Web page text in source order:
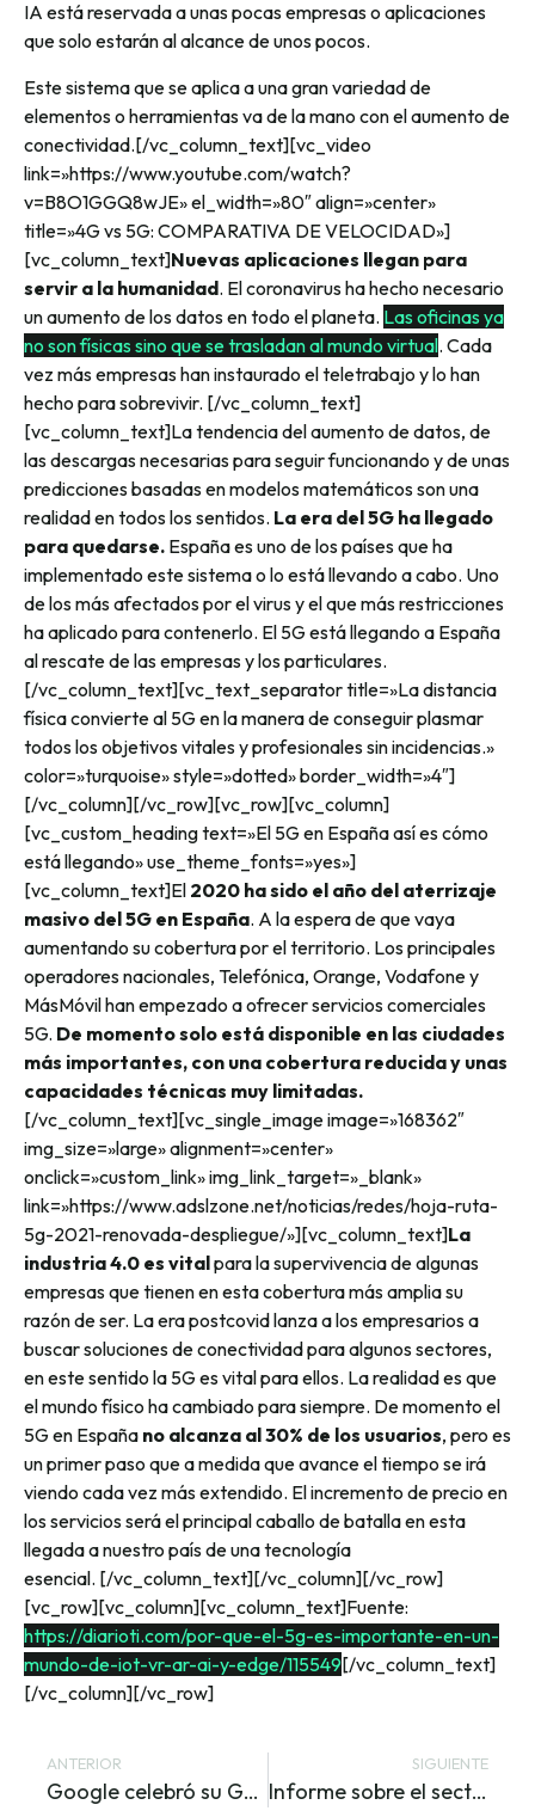
IA está reservada a unas pocas empresas o aplicaciones
que solo estarán al alcance de unos pocos.
Este sistema que se aplica a una gran variedad de
elementos o herramientas va de la mano con el aumento de
conectividad.[/vc_column_text][vc_video
link=»https://www.youtube.com/watch?
v=B8O1GGQ8wJE» el_width=»80″ align=»center»
title=»4G vs 5G: COMPARATIVA DE VELOCIDAD»]
[vc_column_text]Nuevas aplicaciones llegan para
servir a la humanidad. El coronavirus ha hecho necesario
un aumento de los datos en todo el planeta. Las oficinas ya
no son físicas sino que se trasladan al mundo virtual. Cada
vez más empresas han instaurado el teletrabajo y lo han
hecho para sobrevivir. [/vc_column_text]
[vc_column_text]La tendencia del aumento de datos, de
las descargas necesarias para seguir funcionando y de unas
predicciones basadas en modelos matemáticos son una
realidad en todos los sentidos. La era del 5G ha llegado
para quedarse. España es uno de los países que ha
implementado este sistema o lo está llevando a cabo. Uno
de los más afectados por el virus y el que más restricciones
ha aplicado para contenerlo. El 5G está llegando a España
al rescate de las empresas y los particulares.
[/vc_column_text][vc_text_separator title=»La distancia
física convierte al 5G en la manera de conseguir plasmar
todos los objetivos vitales y profesionales sin incidencias.»
color=»turquoise» style=»dotted» border_width=»4″]
[/vc_column][/vc_row][vc_row][vc_column]
[vc_custom_heading text=»El 5G en España así es cómo
está llegando» use_theme_fonts=»yes»]
[vc_column_text]El 2020 ha sido el año del aterrizaje
masivo del 5G en España. A la espera de que vaya
aumentando su cobertura por el territorio. Los principales
operadores nacionales, Telefónica, Orange, Vodafone y
MásMóvil han empezado a ofrecer servicios comerciales
5G. De momento solo está disponible en las ciudades
más importantes, con una cobertura reducida y unas
capacidades técnicas muy limitadas.
[/vc_column_text][vc_single_image image=»168362″
img_size=»large» alignment=»center»
onclick=»custom_link» img_link_target=»_blank»
link=»https://www.adslzone.net/noticias/redes/hoja-ruta-
5g-2021-renovada-despliegue/»][vc_column_text]La
industria 4.0 es vitalpara la supervivencia de algunas
empresas que tienen en esta cobertura más amplia su
razón de ser. La era postcovid lanza a los empresarios a
buscar soluciones de conectividad para algunos sectores,
en este sentido la 5G es vital para ellos. La realidad es que
el mundo físico ha cambiado para siempre. De momento el
5G en España no alcanza al 30% de los usuarios, pero es
un primer paso que a medida que avance el tiempo se irá
viendo cada vez más extendido. El incremento de precio en
los servicios será el principal caballo de batalla en esta
llegada a nuestro país de una tecnología
esencial. [/vc_column_text][/vc_column][/vc_row]
[vc_row][vc_column][vc_column_text]Fuente:
https://diarioti.com/por-que-el-5g-es-importante-en-un-
mundo-de-iot-vr-ar-ai-y-edge/115549[/vc_column_text]
[/vc_column][/vc_row]
ANTERIOR
Google celebró su Google IO
SIGUIENTE
Informe sobre el sector industrial ya disponible en el Club de Innovación Digital